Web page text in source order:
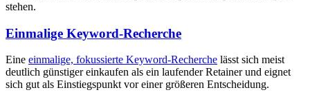
stehen.
Einmalige Keyword-Recherche
Eine einmalige, fokussierte Keyword-Recherche lässt sich meist
deutlich günstiger einkaufen als ein laufender Retainer und eignet
sich gut als Einstiegspunkt vor einer größeren Entscheidung.